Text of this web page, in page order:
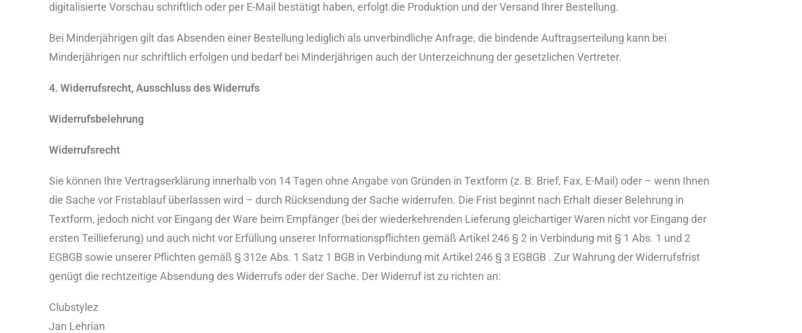
digitalisierte Vorschau schriftlich oder per E-Mail bestätigt haben, erfolgt die Produktion und der Versand Ihrer Bestellung.
Bei Minderjährigen gilt das Absenden einer Bestellung lediglich als unverbindliche Anfrage, die bindende Auftragserteilung kann bei
Minderjährigen nur schriftlich erfolgen und bedarf bei Minderjährigen auch der Unterzeichnung der gesetzlichen Vertreter.
4. Widerrufsrecht, Ausschluss des Widerrufs
Widerrufsbelehrung
Widerrufsrecht
Sie können Ihre Vertragserklärung innerhalb von 14 Tagen ohne Angabe von Gründen in Textform (z. B. Brief, Fax, E-Mail) oder – wenn Ihnen
die Sache vor Fristablauf überlassen wird – durch Rücksendung der Sache widerrufen. Die Frist beginnt nach Erhalt dieser Belehrung in
Textform, jedoch nicht vor Eingang der Ware beim Empfänger (bei der wiederkehrenden Lieferung gleichartiger Waren nicht vor Eingang der
ersten Teillieferung) und auch nicht vor Erfüllung unserer Informationspflichten gemäß Artikel 246 § 2 in Verbindung mit § 1 Abs. 1 und 2
EGBGB sowie unserer Pflichten gemäß § 312e Abs. 1 Satz 1 BGB in Verbindung mit Artikel 246 § 3 EGBGB . Zur Wahrung der Widerrufsfrist
genügt die rechtzeitige Absendung des Widerrufs oder der Sache. Der Widerruf ist zu richten an:
Clubstylez
Jan Lehrian